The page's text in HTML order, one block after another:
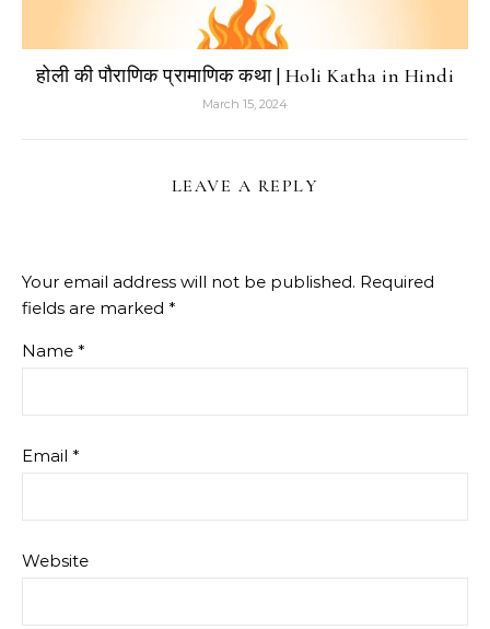
होली की पौराणिक प्रामाणिक कथा | Holi Katha in Hindi
March 15, 2024
LEAVE A REPLY
Your email address will not be published. Required
fields are marked *
Name *
Email *
Website